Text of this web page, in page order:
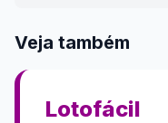
Veja também
Lotofácil